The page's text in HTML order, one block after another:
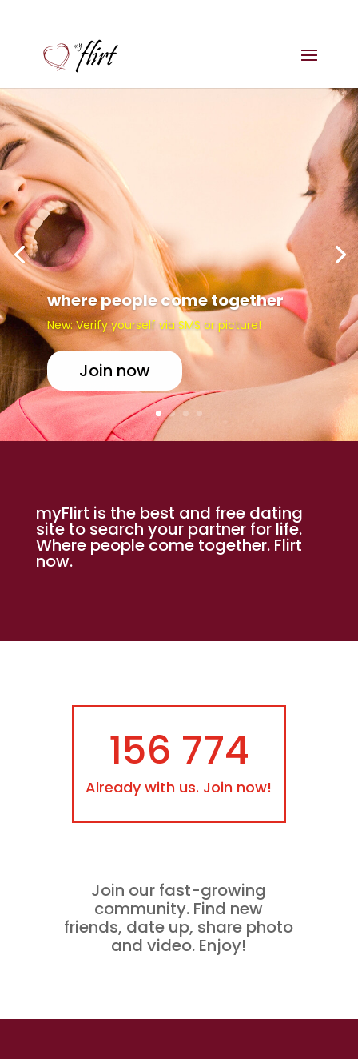
where people come together
New: Verify yourself via SMS or picture!
Join now
myFlirt is the best and free dating
site to search your partner for life.
Where people come together. Flirt
now.
156 774
Already with us. Join now!
Join our fast-growing
community. Find new
friends, date up, share photo
and video. Enjoy!